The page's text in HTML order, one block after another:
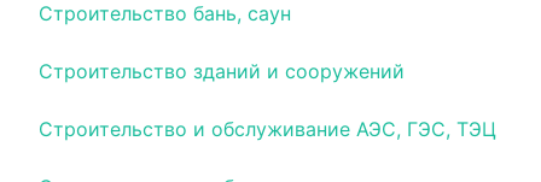
Строительство бань, саун
Строительство зданий и сооружений
Строительство и обслуживание АЭС, ГЭС, ТЭЦ